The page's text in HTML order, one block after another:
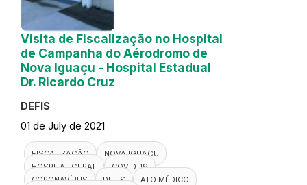
Visita de Fiscalização no Hospital
de Campanha do Aérodromo de
Nova Iguaçu - Hospital Estadual
Dr. Ricardo Cruz
DEFIS
01 de July de 2021
FISCALIZAÇÃO
NOVA IGUAÇU
HOSPITAL GERAL
COVID-19
CORONAVÍRUS
DEFIS
ATO MÉDICO